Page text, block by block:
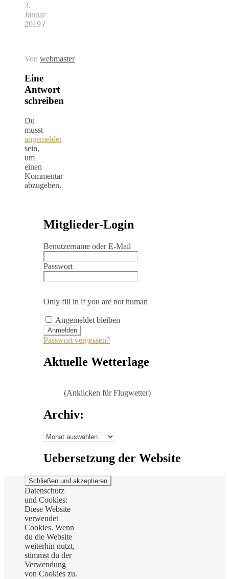
3.
Januar
2019 /
Von webmaster
Eine
Antwort
schreiben
Du
musst
angemeldet
sein,
um
einen
Kommentar
abzugeben.
Mitglieder-Login
Benutzername oder E-Mail
Passwort
Only fill in if you are not human
Angemeldet bleiben
Passwort vergessen?
Aktuelle Wetterlage
(Anklicken für Flugwetter)
Archiv:
Archiv:
Uebersetzung der Website
Datenschutz
und Cookies:
Diese Website
verwendet
Cookies. Wenn
du die Website
weiterhin nutzt,
stimmst du der
Verwendung
von Cookies zu.